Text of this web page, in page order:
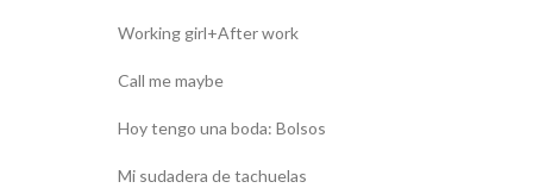
Working girl+After work
Call me maybe
Hoy tengo una boda: Bolsos
Mi sudadera de tachuelas